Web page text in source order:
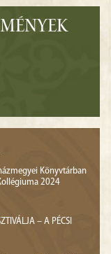
Könyvtárban
2024
– A PÉCSI